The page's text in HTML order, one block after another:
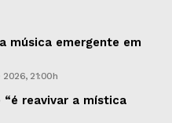
música emergente em
21:00h
reavivar a mística